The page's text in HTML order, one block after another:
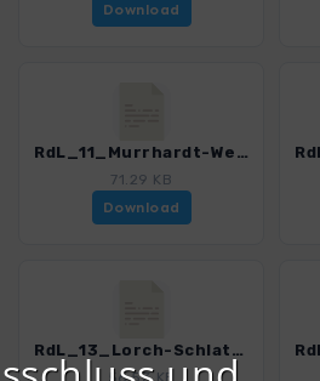
Download
RdL_11_Murrhardt-Welzheim_4515_1.gpx
71.29 KB
Download
RdL_13_Lorch-Schlat_4515_1.gpx
56.53 KB